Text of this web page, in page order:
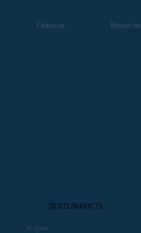
Главная Новости
ДЕЯТЕЛЬНОСТЬ
Услуги